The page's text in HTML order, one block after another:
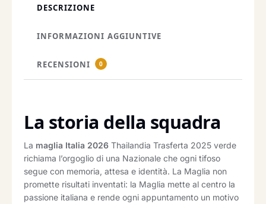
DESCRIZIONE
INFORMAZIONI AGGIUNTIVE
RECENSIONI 0
La storia della squadra
La maglia Italia 2026 Thailandia Trasferta 2025 verde
richiama l’orgoglio di una Nazionale che ogni tifoso
segue con memoria, attesa e identità. La Maglia non
promette risultati inventati: la Maglia mette al centro la
passione italiana e rende ogni appuntamento un motivo